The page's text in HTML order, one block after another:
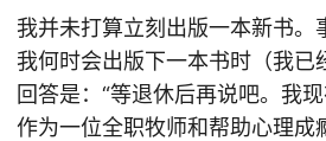
我并未打算立刻出版一本新书。
我何时会出版下一本书时（我已
回答是：“等退休后再说吧。我
作为一位全职牧师和帮助心理成